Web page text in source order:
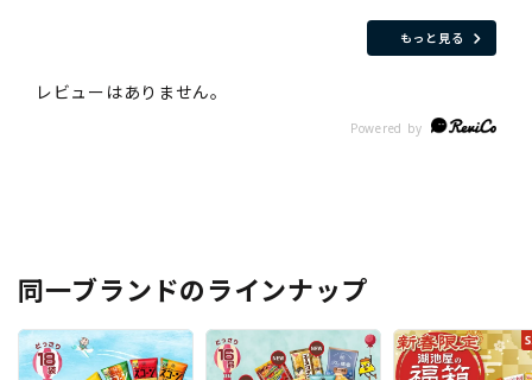
もっと見る
同一ブランドのラインナップ